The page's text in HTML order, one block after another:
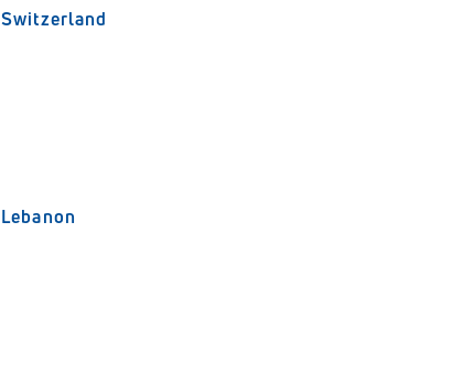
Switzerland
Lebanon